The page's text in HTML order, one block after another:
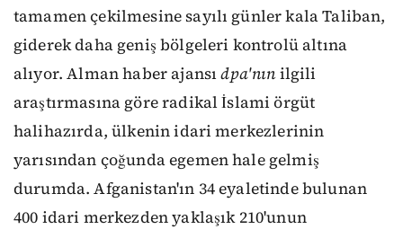
tamamen çekilmesine sayılı günler kala Taliban,
giderek daha geniş bölgeleri kontrolü altına
alıyor. Alman haber ajansı dpa'nın ilgili
araştırmasına göre radikal İslami örgüt
halihazırda, ülkenin idari merkezlerinin
yarısından çoğunda egemen hale gelmiş
durumda. Afganistan'ın 34 eyaletinde bulunan
400 idari merkezden yaklaşık 210'unun